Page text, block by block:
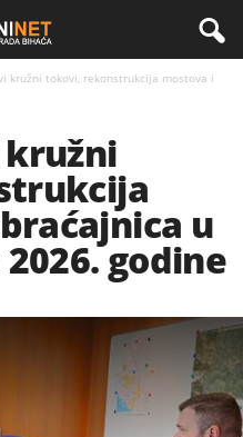
kružni tokovi, rekonstrukcija mostova i
u
godine